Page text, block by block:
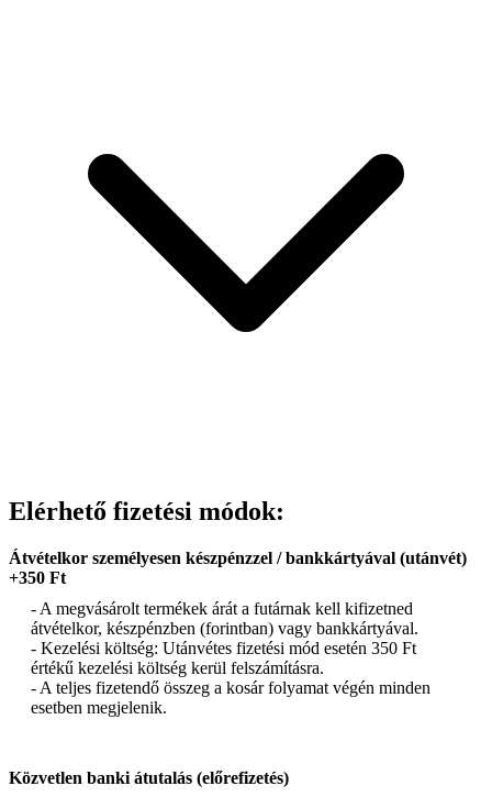
Elérhető fizetési módok:
Átvételkor személyesen készpénzzel / bankkártyával (utánvét)
+350 Ft
- A megvásárolt termékek árát a futárnak kell kifizetned
átvételkor, készpénzben (forintban) vagy bankkártyával.
- Kezelési költség: Utánvétes fizetési mód esetén 350 Ft
értékű kezelési költség kerül felszámításra.
- A teljes fizetendő összeg a kosár folyamat végén minden
esetben megjelenik.
Közvetlen banki átutalás (előrefizetés)